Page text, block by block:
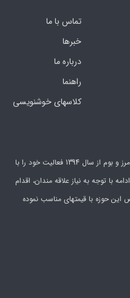
تماس با ما
خبرها
درباره ما
راهنما
کلاسهای خوشنویسی
تیم هنری کلک عشق با هدف اعتلای هنر این مرز و بوم از سال 1394 فعالیت خود را با
با توجه به نیاز علاقه مندان، اقدام
این حوزه با قیمتهای مناسب نموده